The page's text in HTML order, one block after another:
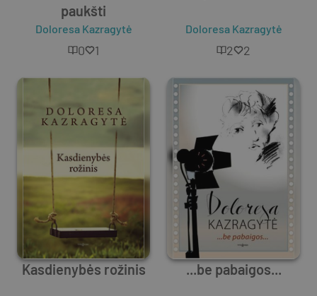
paukšti
Doloresa Kazragytė
0 1
Doloresa Kazragytė
2 2
Kasdienybės rožinis ...be pabaigos...